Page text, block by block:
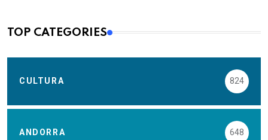
TOP CATEGORIES
CULTURA 824
ANDORRA 648